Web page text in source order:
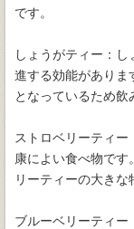
です。
しょうがティー：
進する効能がありま
となっているため飲
ストロベリーティ
康によい食べ物で
リーティーの大きな
ブルーベリーティ